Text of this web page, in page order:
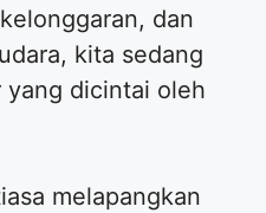
dan
kita sedang
yang dicintai oleh
melapangkan